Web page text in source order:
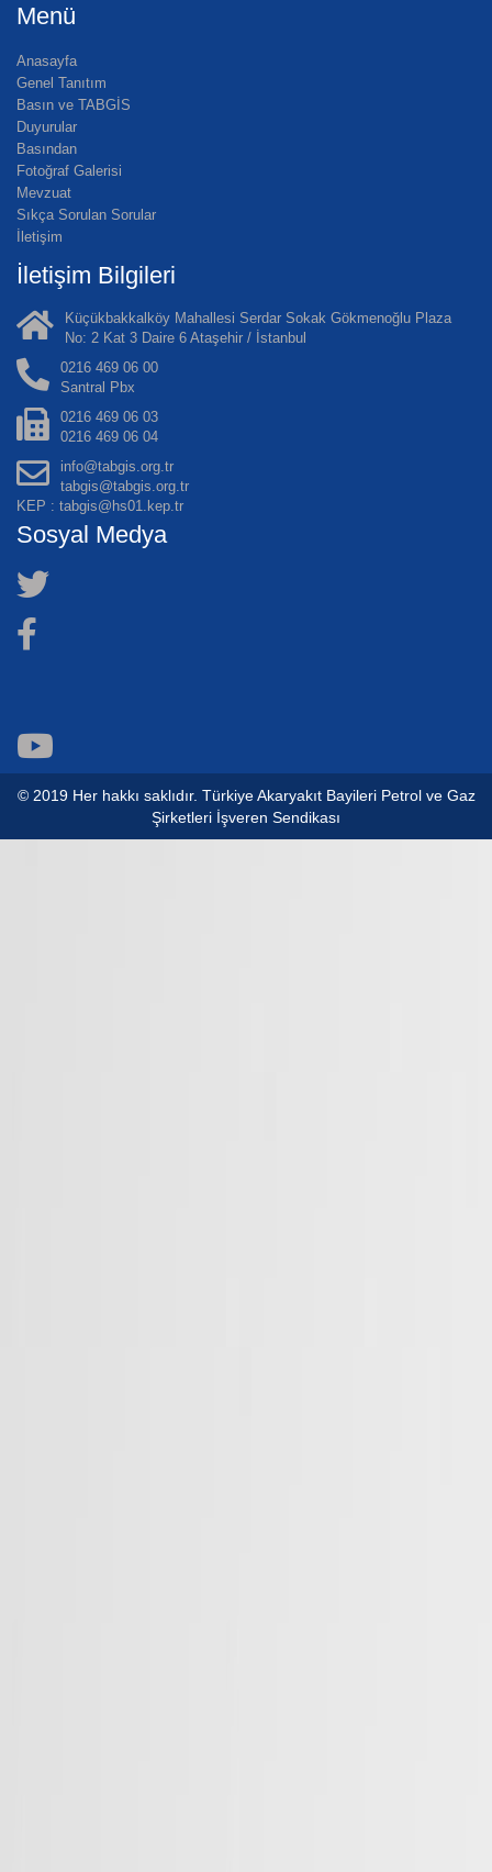
Menü
Anasayfa
Genel Tanıtım
Basın ve TABGİS
Duyurular
Basından
Fotoğraf Galerisi
Mevzuat
Sıkça Sorulan Sorular
İletişim
İletişim Bilgileri
Küçükbakkalköy Mahallesi Serdar Sokak Gökmenoğlu Plaza
No: 2 Kat 3 Daire 6 Ataşehir / İstanbul
0216 469 06 00
Santral Pbx
0216 469 06 03
0216 469 06 04
info@tabgis.org.tr
tabgis@tabgis.org.tr
KEP : tabgis@hs01.kep.tr
Sosyal Medya
© 2019 Her hakkı saklıdır. Türkiye Akaryakıt Bayileri Petrol ve Gaz
Şirketleri İşveren Sendikası